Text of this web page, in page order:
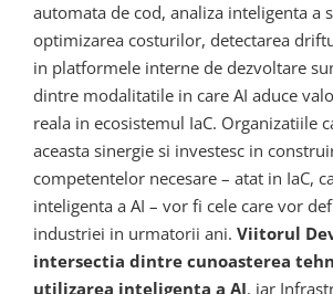
automata de cod, analiza inteligenta a
optimizarea costurilor, detectarea
in platformele interne de dezvoltare
dintre modalitatile in care AI aduce
reala in ecosistemul IaC. Organizatiile
aceasta sinergie si investesc in
competentelor necesare – atat in IaC,
inteligenta a AI – vor fi cele care vor
industriei in urmatorii ani. Viitorul
intersectia dintre cunoasterea
utilizarea inteligenta a AI, iar